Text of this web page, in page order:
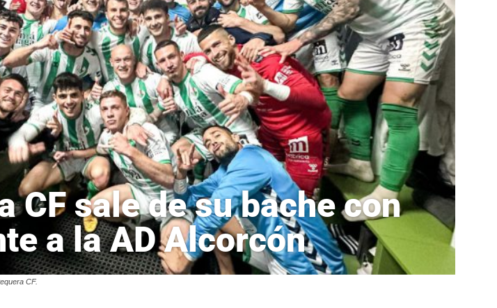
CF sale de su bache con
a la AD Alcorcón
CF.